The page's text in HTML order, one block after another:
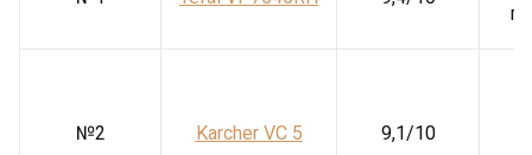
№2 Karcher VC 5 9,1/10